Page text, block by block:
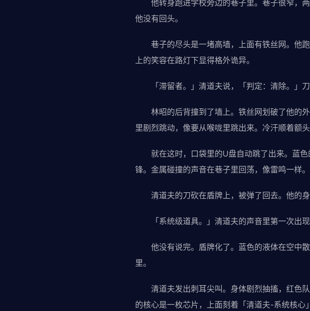
他转身跑进学校旁边的巷子里。巷子很窄，两
他没有回头。
巷子的尽头是一堵高墙，上面有铁丝网。他跑
上的笑容在路灯下显得格外诡异。
「滞留者。」清道夫说，「判定：清除。」刀
林昭的后背撞到了墙上。铁丝网划破了他的外
里剧烈跳动，像要从喉咙里跳出来。冷汗顺着额
就在这时，口袋里的U盘自动跳了出来。蓝色
锋。金属碰撞的声音在巷子里回荡，像雷鸣一样。
清道夫的刀砍在盾牌上，被弹了回去。他的身
「系统级道具。」清道夫的声音里第一次出现
他没有说完。盾牌化了。蓝色的液体在空中散
里。
清道夫发出刺耳尖叫。身体剧烈抽搐，红色队
的核心是一枚芯片，上面刻着「清道夫-系统核心